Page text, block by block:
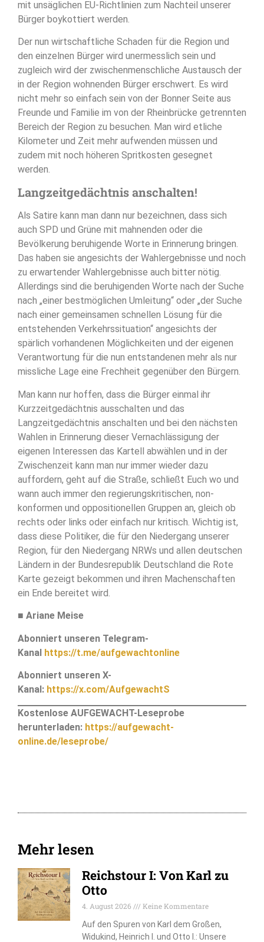
mit unsäglichen EU-Richtlinien zum Nachteil unserer
Bürger boykottiert werden.
Der nun wirtschaftliche Schaden für die Region und
den einzelnen Bürger wird unermesslich sein und
zugleich wird der zwischenmenschliche Austausch der
in der Region wohnenden Bürger erschwert. Es wird
nicht mehr so einfach sein von der Bonner Seite aus
Freunde und Familie im von der Rheinbrücke getrennten
Bereich der Region zu besuchen. Man wird etliche
Kilometer und Zeit mehr aufwenden müssen und
zudem mit noch höheren Spritkosten gesegnet
werden.
Langzeitgedächtnis anschalten!
Als Satire kann man dann nur bezeichnen, dass sich
auch SPD und Grüne mit mahnenden oder die
Bevölkerung beruhigende Worte in Erinnerung bringen.
Das haben sie angesichts der Wahlergebnisse und noch
zu erwartender Wahlergebnisse auch bitter nötig.
Allerdings sind die beruhigenden Worte nach der Suche
nach „einer bestmöglichen Umleitung“ oder „der Suche
nach einer gemeinsamen schnellen Lösung für die
entstehenden Verkehrssituation“ angesichts der
spärlich vorhandenen Möglichkeiten und der eigenen
Verantwortung für die nun entstandenen mehr als nur
missliche Lage eine Frechheit gegenüber den Bürgern.
Man kann nur hoffen, dass die Bürger einmal ihr
Kurzzeitgedächtnis ausschalten und das
Langzeitgedächtnis anschalten und bei den nächsten
Wahlen in Erinnerung dieser Vernachlässigung der
eigenen Interessen das Kartell abwählen und in der
Zwischenzeit kann man nur immer wieder dazu
auffordern, geht auf die Straße, schließt Euch wo und
wann auch immer den regierungskritischen, non-
konformen und oppositionellen Gruppen an, gleich ob
rechts oder links oder einfach nur kritisch. Wichtig ist,
dass diese Politiker, die für den Niedergang unserer
Region, für den Niedergang NRWs und allen deutschen
Ländern in der Bundesrepublik Deutschland die Rote
Karte gezeigt bekommen und ihren Machenschaften
ein Ende bereitet wird.
■ Ariane Meise
Abonniert unseren Telegram-
Kanal https://t.me/aufgewachtonline
Abonniert unseren X-
Kanal: https://x.com/AufgewachtS
Kostenlose AUFGEWACHT-Leseprobe
herunterladen: https://aufgewacht-
online.de/leseprobe/
Mehr lesen
Reichstour I: Von Karl zu
Otto
4. August 2026
Keine Kommentare
Auf den Spuren von Karl dem Großen,
Widukind, Heinrich I. und Otto I.: Unsere